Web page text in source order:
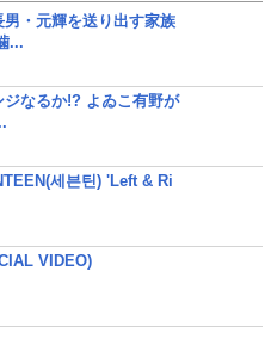
男・元輝を送り出す家族
...
ジなるか!? よゐこ有野が
세븐틴) 'Left & Ri
VIDEO)